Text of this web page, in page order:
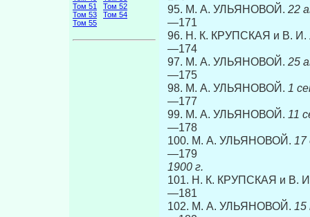
Том 51
Том 52
Том 53
Том 54
Том 55
95. М. А. УЛЬЯНОВОЙ. 22
—171
96. Н. К. КРУПСКАЯ и В.
—174
97. М. А. УЛЬЯНОВОЙ. 25
—175
98. М. А. УЛЬЯНОВОЙ. 1
—177
99. М. А. УЛЬЯНОВОЙ. 11
—178
100. М. А. УЛЬЯНОВОЙ. 17
—179
1900 г.
101. Н. К. КРУПСКАЯ и
—181
102. М. А. УЛЬЯНОВОЙ. 15